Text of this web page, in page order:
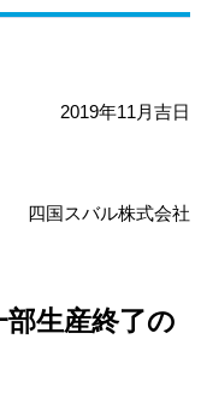
2019年11月吉日
四国スバル株式会社
生産終了の